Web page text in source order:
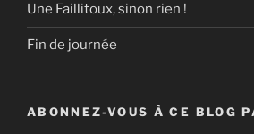
Une Faillitoux, sinon rien !
Fin de journée
ABONNEZ-VOUS À CE BLOG